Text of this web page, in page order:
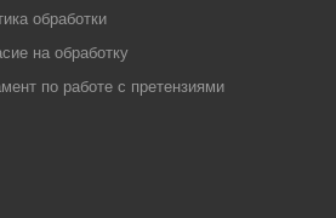
обработки
на обработку
по работе с претензиями